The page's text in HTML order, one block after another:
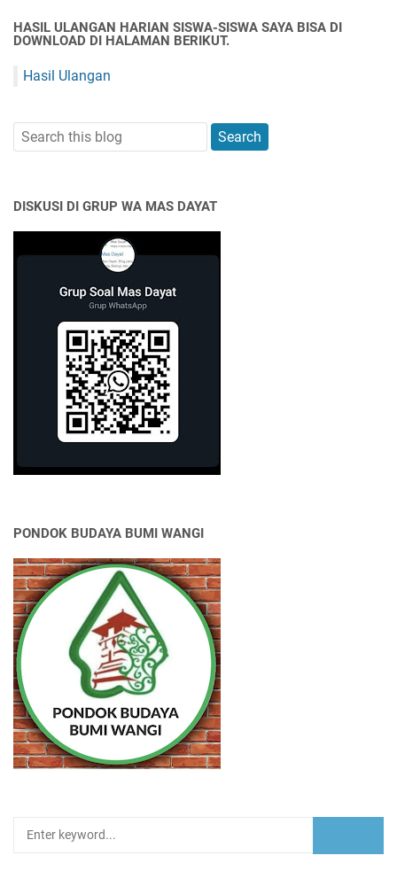
HASIL ULANGAN HARIAN SISWA-SISWA SAYA BISA DI
DOWNLOAD DI HALAMAN BERIKUT.
Hasil Ulangan
DISKUSI DI GRUP WA MAS DAYAT
PONDOK BUDAYA BUMI WANGI